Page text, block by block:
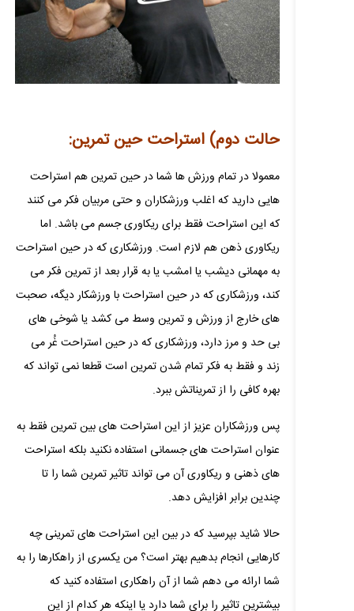
حالت دوم) استراحت حین تمرین:
معمولا در تمام ورزش ها شما در حین تمرین هم استراحت
هایی دارید که اغلب ورزشکاران و حتی مربیان فکر می کنند
که این استراحت فقط برای ریکاوری جسم می باشد. اما
ریکاوری ذهن هم لازم است. ورزشکاری که در حین استراحت
به مهمانی دیشب یا امشب یا به قرار بعد از تمرین فکر می
کند، ورزشکاری که در حین استراحت با ورزشکار دیگه، صحبت
های خارج از ورزش و تمرین وسط می کشد یا شوخی های
بی حد و مرز دارد، ورزشکاری که در حین استراحت غُر می
زند و فقط به فکر تمام شدن تمرین است قطعا نمی تواند که
بهره کافی را از تمریناتش ببرد.
پس ورزشکاران عزیز از این استراحت های بین تمرین فقط به
عنوان استراحت های جسمانی استفاده نکنید بلکه استراحت
های ذهنی و ریکاوری آن می تواند تاثیر تمرین شما را تا
چندین برابر افزایش دهد.
حالا شاید بپرسید که در بین این استراحت های تمرینی چه
کارهایی انجام بدهیم بهتر است؟ من یکسری از راهکارها را به
شما ارائه می دهم شما از آن راهکاری استفاده کنید که
بیشترین تاثیر را برای شما دارد یا اینکه هر کدام از این